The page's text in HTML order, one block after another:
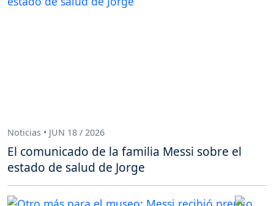
Noticias • JUN 18 / 2026
El comunicado de la familia Messi sobre el
estado de salud de Jorge